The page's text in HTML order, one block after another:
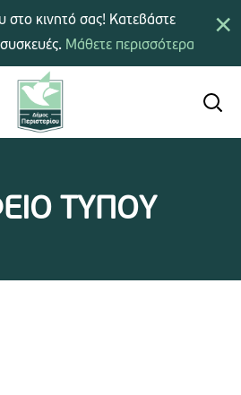
ΤΥΠΟΥ
×
στο κινητό σας! Κατεβάστε
Μάθετε περισσότερα